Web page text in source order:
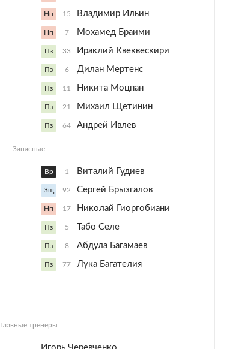
Нп 15 Владимир Ильин
Нп 7 Мохамед Браими
Пз 33 Ираклий Квеквескири
Пз 6 Дилан Мертенс
Пз 11 Никита Моцпан
Пз 21 Михаил Щетинин
Пз 64 Андрей Ивлев
Запасные
Вр 1 Виталий Гудиев
Зщ 92 Сергей Брызгалов
Нп 17 Николай Гиоргобиани
Пз 5 Табо Селе
Пз 8 Абдула Багамаев
Пз 77 Лука Багателия
Главные тренеры